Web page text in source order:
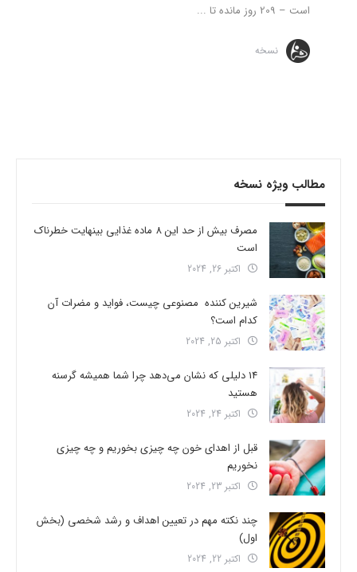
است – 209 روز مانده تا ...
نسخه
مطالب ویژه نسخه
مصرف بیش از حد این 8 ماده غذایی بینهایت خطرناک
است
اکتبر 26, 2024
شیرین کننده مصنوعی چیست، فواید و مضرات آن
کدام است؟
اکتبر 25, 2024
14 دلیلی که نشان می‌دهد چرا شما همیشه گرسنه
هستید
اکتبر 24, 2024
قبل از اهدای خون چه چیزی بخوریم و چه چیزی
نخوریم
اکتبر 23, 2024
چند نکته مهم در تعیین اهداف و رشد شخصی (بخش
اول)
اکتبر 22, 2024